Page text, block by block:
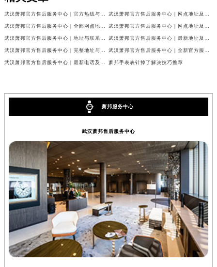
萧邦手表表针掉了解决技巧推荐
萧邦服务中心
武汉萧邦售后服务中心